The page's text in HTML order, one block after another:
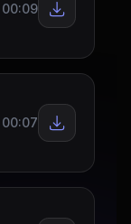
00:09
00:07